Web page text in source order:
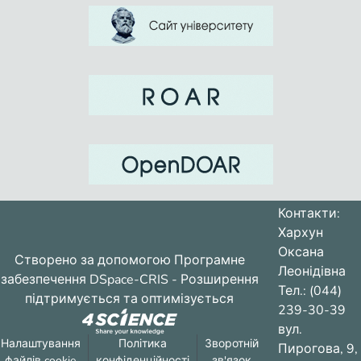
украинском языке, СК ‘отсутствие
зрению’, – в английском. Два
отсутствуют посторонние элементы,
центре внимания в украинском языке,
а в английском – отсутствие этих
элементов как
препятствий движению, зрению. На
Створено за допомогою Програмне
забезпечення DSpace-CRIS - Розширення
підтримується та оптимізується
Налаштування
Політика
Зворотній
Контакти:
Хархун
Оксана
Леонідівна
Тел.: (044)
239-30-39
вул.
Пирогова, 9,